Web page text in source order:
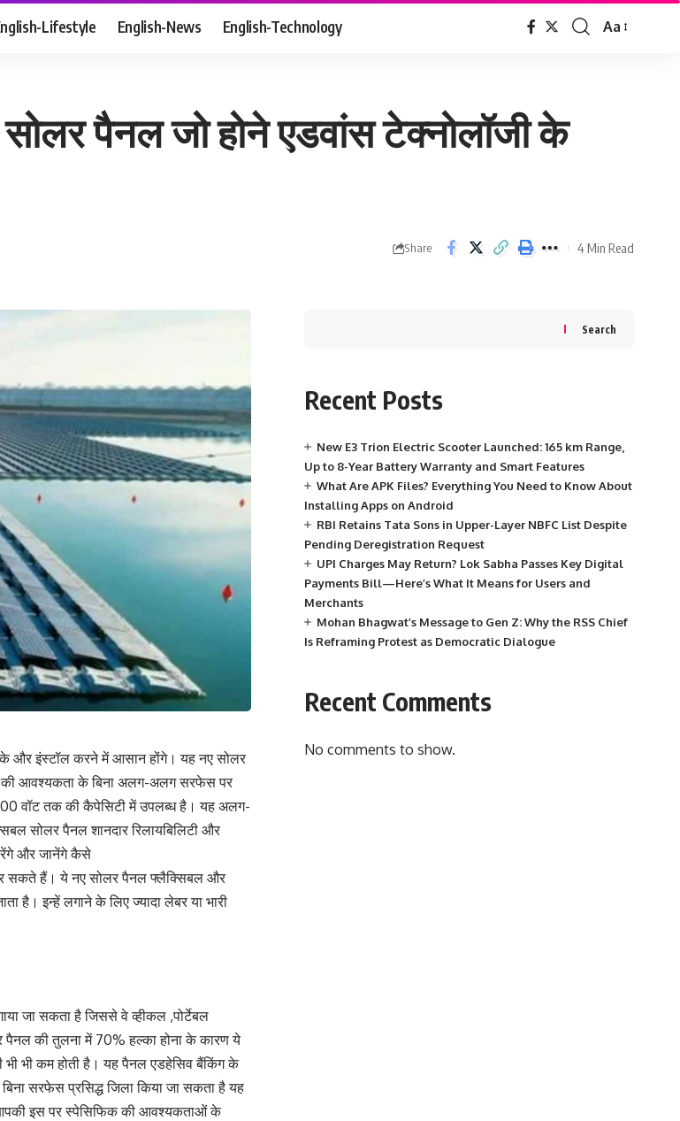
Lifestyle English-News English-Technology
Font
Aa
पैनल जो होने एडवांस टेक्नोलॉजी के
Share 4 Min Read
और इंस्टॉल करने में आसान होंगे। यह नए सोलर
की आवश्यकता के बिना अलग-अलग सरफेस पर
वॉट तक की कैपेसिटी में उपलब्ध है। यह अलग-
सोलर पैनल शानदार रिलायबिलिटी और
और जानेंगे कैसे
सकते हैं। ये नए सोलर पैनल फ्लैक्सिबल और
है। इन्हें लगाने के लिए ज्यादा लेबर या भारी
जा सकता है जिससे वे व्हीकल ,पोर्टेबल
की तुलना में 70% हल्का होना के कारण ये
भी भी कम होती है। यह पैनल एडहेसिव बैंकिंग के
सरफेस प्रसिद्ध जिला किया जा सकता है यह
इस पर स्पेसिफिक की आवश्यकताओं के
Search
Recent Posts
New E3 Trion Electric Scooter Launched: 165 km Range,
Up to 8-Year Battery Warranty and Smart Features
What Are APK Files? Everything You Need to Know About
Installing Apps on Android
RBI Retains Tata Sons in Upper-Layer NBFC List Despite
Pending Deregistration Request
UPI Charges May Return? Lok Sabha Passes Key Digital
Payments Bill—Here’s What It Means for Users and
Merchants
Mohan Bhagwat’s Message to Gen Z: Why the RSS Chief
Is Reframing Protest as Democratic Dialogue
Recent Comments
No comments to show.